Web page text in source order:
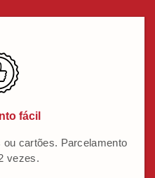
fácil
ou cartões. Parcelamento
vezes.